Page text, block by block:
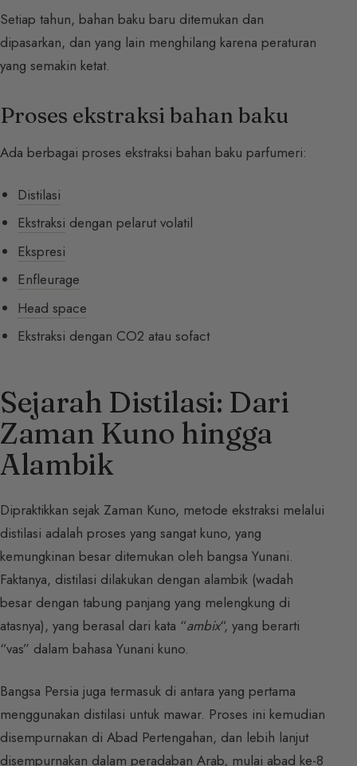
Setiap tahun, bahan baku baru ditemukan dan
dipasarkan, dan yang lain menghilang karena peraturan
yang semakin ketat.
Proses ekstraksi bahan baku
Ada berbagai proses ekstraksi bahan baku parfumeri:
Distilasi
Ekstraksi dengan pelarut volatil
Ekspresi
Enfleurage
Head space
Ekstraksi dengan CO2 atau sofact
Sejarah Distilasi: Dari
Zaman Kuno hingga
Alambik
Dipraktikkan sejak Zaman Kuno, metode ekstraksi melalui
distilasi adalah proses yang sangat kuno, yang
kemungkinan besar ditemukan oleh bangsa Yunani.
Faktanya, distilasi dilakukan dengan alambik (wadah
besar dengan tabung panjang yang melengkung di
atasnya), yang berasal dari kata “ambix“, yang berarti
“vas” dalam bahasa Yunani kuno.
Bangsa Persia juga termasuk di antara yang pertama
menggunakan distilasi untuk mawar. Proses ini kemudian
disempurnakan di Abad Pertengahan, dan lebih lanjut
disempurnakan dalam peradaban Arab, mulai abad ke-8